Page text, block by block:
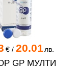
€/ 20.01лв.
GP МУЛТИ